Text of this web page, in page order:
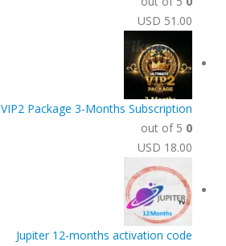
USD 51.00
VIP2 Package 3-Months Subscription
0
USD 18.00
Jupiter 12-months activation code